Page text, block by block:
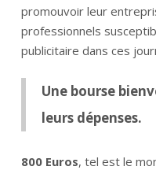
promouvoir leur
professionnels
publicitaire dans ces
Une bourse
leurs dépenses.
800 Euros, tel est le